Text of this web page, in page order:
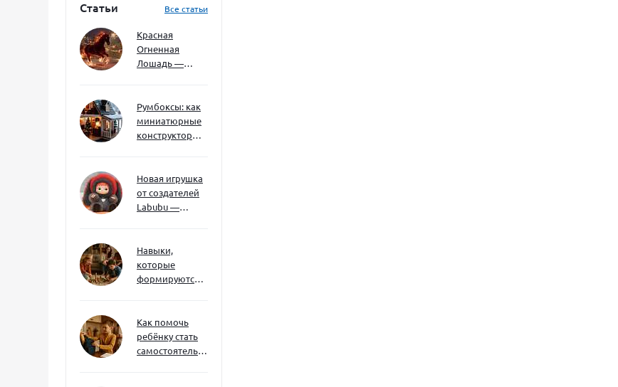
Статьи Все статьи
Красная
Огненная
Лошадь —
ждать и как
подготовиться
Румбоксы: как
миниатюрные
конструкторы
мышление и
внимание к
деталям
Новая игрушка
от создателей
Labubu —
Навыки,
которые
формируются
ребёнка
успешным
Как помочь
ребёнку стать
самостоятельным